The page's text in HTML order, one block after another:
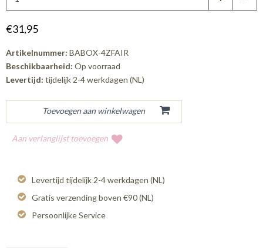
€31,95
Artikelnummer: BABOX-4ZFAIR
Beschikbaarheid: Op voorraad
Levertijd: tijdelijk 2-4 werkdagen (NL)
Aan verlanglijst toevoegen
Levertijd tijdelijk 2-4 werkdagen (NL)
Gratis verzending boven €90 (NL)
Persoonlijke Service